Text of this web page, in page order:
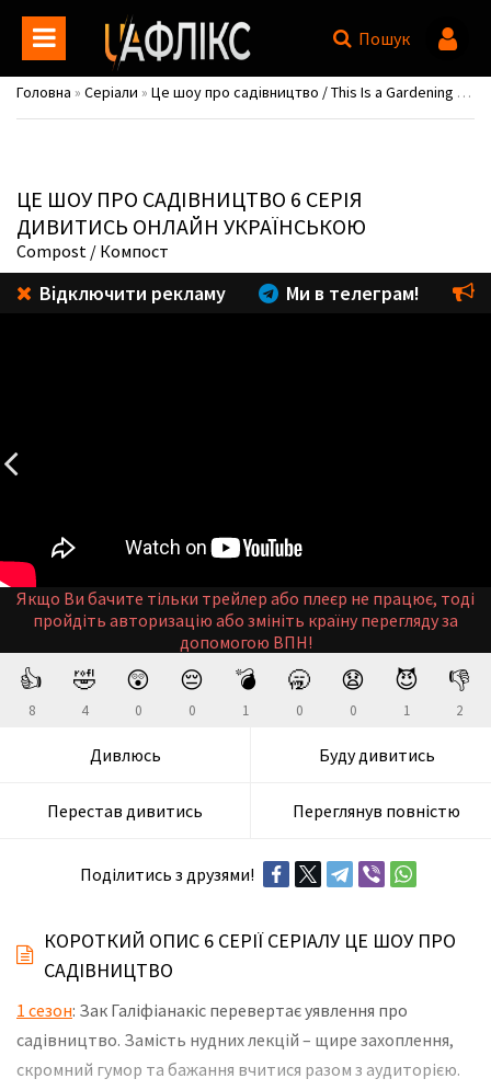
Пошук
Головна » Серіали » Це шоу про садівництво / This Is a Gardening Show
ЦЕ ШОУ ПРО САДІВНИЦТВО 6 СЕРІЯ
ДИВИТИСЬ ОНЛАЙН УКРАЇНСЬКОЮ
Compost / Компост
Відключити рекламу Ми в телеграм!
Якщо Ви бачите тільки трейлер або плеєр не працює, тоді
пройдіть авторизацію або змініть країну перегляду за
допомогою ВПН!
👍
8
🤣
4
😲
0
😔
0
💣
1
🥱
0
😧
0
😈
1
👎
2
Дивлюсь Буду дивитись
Перестав дивитись Переглянув повністю
Поділитись з друзями!
КОРОТКИЙ ОПИС 6 СЕРІЇ СЕРІАЛУ ЦЕ ШОУ ПРО
САДІВНИЦТВО
1 сезон: Зак Галіфіанакіс перевертає уявлення про
садівництво. Замість нудних лекцій – щире захоплення,
скромний гумор та бажання вчитися разом з аудиторією.